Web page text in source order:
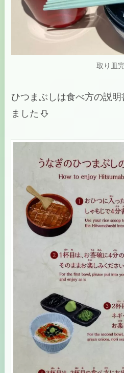
取り皿
ひつまぶしは食べ方の説
ました